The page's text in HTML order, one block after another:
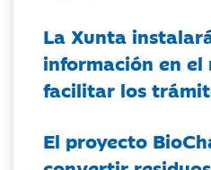
La Xunta
información en
facilitar los
El proyecto